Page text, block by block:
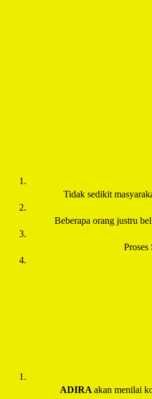
Tidak sedikit
Beberapa orang justru
ADIRA akan menilai